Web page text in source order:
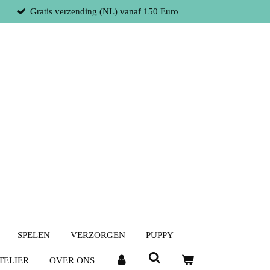
Gratis verzending (NL) vanaf 150 Euro
SPELEN VERZORGEN PUPPY
OVER ONS